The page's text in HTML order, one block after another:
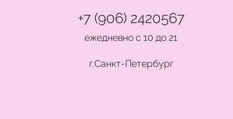
+7 (906) 2420567
ежедневно с 10 до 21
г.Санкт-Петербург